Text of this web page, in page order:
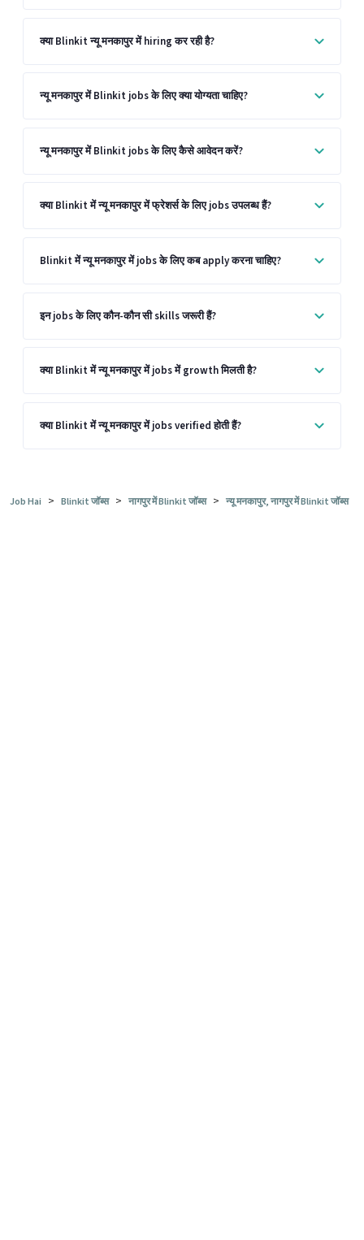
क्या Blinkit न्यू मनकापुर में hiring कर रही है?
न्यू मनकापुर में Blinkit jobs के लिए क्या योग्यता चाहिए?
न्यू मनकापुर में Blinkit jobs के लिए कैसे आवेदन करें?
क्या Blinkit में न्यू मनकापुर में फ्रेशर्स के लिए jobs उपलब्ध हैं?
Blinkit में न्यू मनकापुर में jobs के लिए कब apply करना चाहिए?
इन jobs के लिए कौन-कौन सी skills जरूरी हैं?
क्या Blinkit में न्यू मनकापुर में jobs में growth मिलती है?
क्या Blinkit में न्यू मनकापुर में jobs verified होती हैं?
Job Hai > Blinkit जॉब्स > नागपुर में Blinkit जॉब्स > न्यू मनकापुर, नागपुर में Blinkit जॉब्स